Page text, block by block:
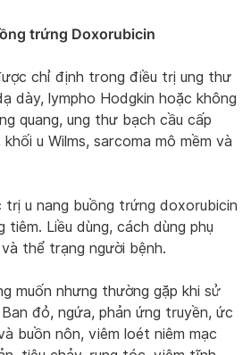
trứng Doxorubicin
chỉ định trong điều trị ung thư
dày, lympho Hodgkin hoặc không
quang, ung thư bạch cầu cấp
u Wilms, sarcoma mô mềm và
trị u nang buồng trứng doxorubicin
tiêm. Liều dùng, cách dùng phụ
thể trạng người bệnh.
muốn nhưng thường gặp khi sử
đỏ, ngứa, phản ứng truyền, ức
buồn nôn, viêm loét niêm mạc